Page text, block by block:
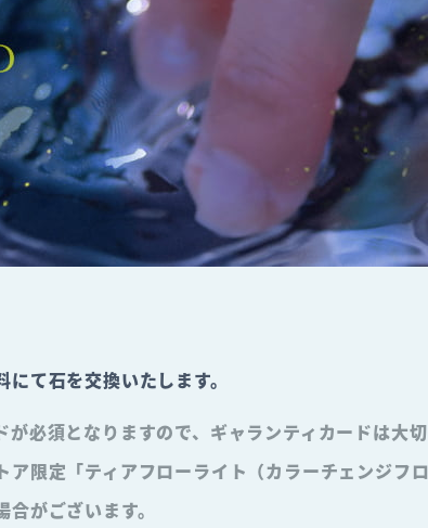
て石を交換いたします。
必須となりますので、ギャランティカードは大切
限定「ティアフローライト（カラーチェンジフ
がございます。